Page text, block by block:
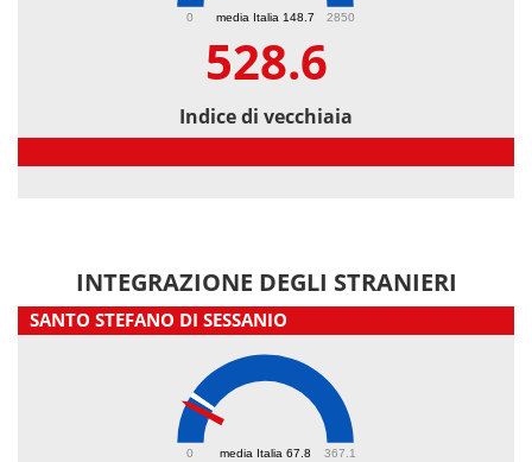
media Italia 148.7
0 2850
528.6
Indice di vecchiaia
INTEGRAZIONE DEGLI STRANIERI
SANTO STEFANO DI SESSANIO
media Italia 67.8
0 367.1